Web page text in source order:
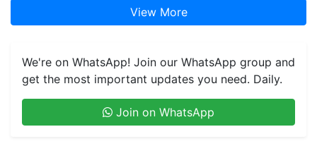
View More
We're on WhatsApp! Join our WhatsApp group and
get the most important updates you need. Daily.
Join on WhatsApp